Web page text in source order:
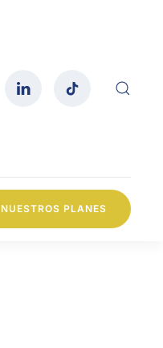
NUESTROS PLANES